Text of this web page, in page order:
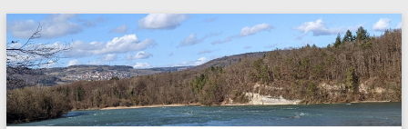
Zum
Inhalt
springen